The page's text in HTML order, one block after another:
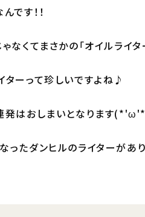
です！！
なくてまさかの「オイルライ
ターって珍しいですよね♪
発はおしまいとなります
ったダンヒルのライターがあ